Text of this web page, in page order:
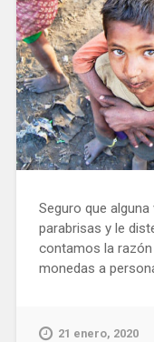
Seguro que
parabrisas y le
contamos la
monedas a
21 enero, 2020